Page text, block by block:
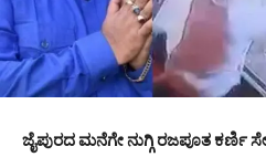
ಜೈಪುರದ ಮನೆಗೇ ನುಗ್ಗಿ ರಜಪೂತ ಕರ್ಣಿ